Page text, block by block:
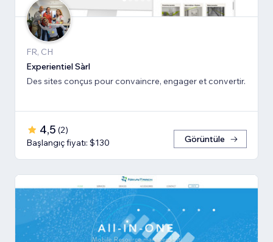
FR, CH
Experientiel Sàrl
Des sites conçus pour convaincre, engager et convertir.
4,5 (2)
Başlangıç fiyatı: $130
Görüntüle